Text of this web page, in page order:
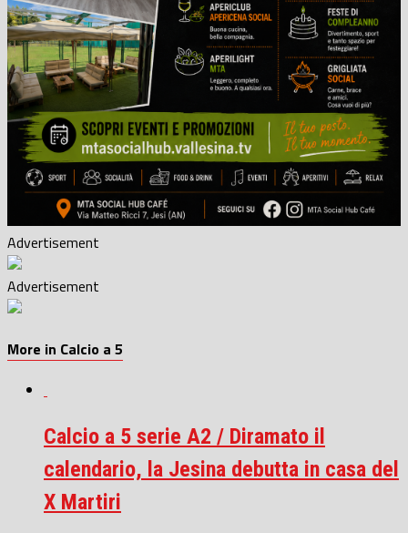
Advertisement
Advertisement
More in Calcio a 5
Calcio a 5 serie A2 / Diramato il
calendario, la Jesina debutta in casa del
X Martiri